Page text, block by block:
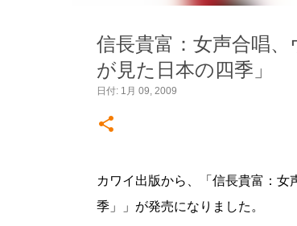
信長貴富：女声合唱
が見た日本の四季」
日付: 1月 09, 2009
カワイ出版から、「信長貴富：
季」」が発売になりました。